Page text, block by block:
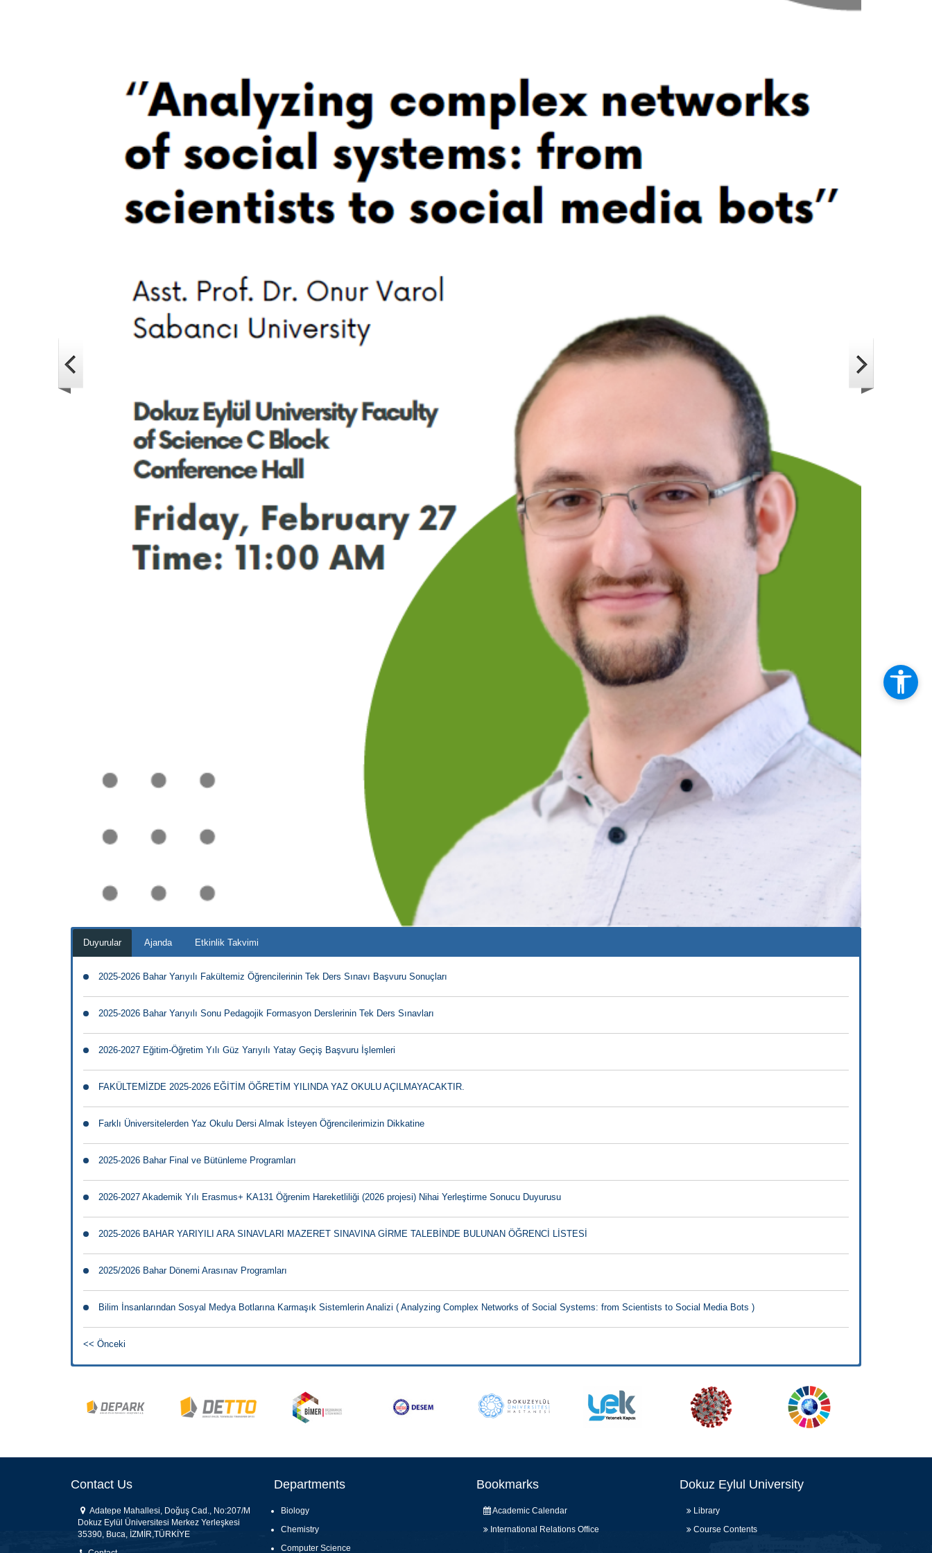
Duyurular Ajanda Etkinlik Takvimi
2025-2026 Bahar Yarıyılı Fakültemiz Öğrencilerinin Tek Ders Sınavı Başvuru Sonuçları
2025-2026 Bahar Yarıyılı Sonu Pedagojik Formasyon Derslerinin Tek Ders Sınavları
2026-2027 Eğitim-Öğretim Yılı Güz Yarıyılı Yatay Geçiş Başvuru İşlemleri
FAKÜLTEMİZDE 2025-2026 EĞİTİM ÖĞRETİM YILINDA YAZ OKULU AÇILMAYACAKTIR.
Farklı Üniversitelerden Yaz Okulu Dersi Almak İsteyen Öğrencilerimizin Dikkatine
2025-2026 Bahar Final ve Bütünleme Programları
2026-2027 Akademik Yılı Erasmus+ KA131 Öğrenim Hareketliliği (2026 projesi) Nihai Yerleştirme Sonucu Duyurusu
2025-2026 BAHAR YARIYILI ARA SINAVLARI MAZERET SINAVINA GİRME TALEBİNDE BULUNAN ÖĞRENCİ LİSTESİ
2025/2026 Bahar Dönemi Arasınav Programları
Bilim İnsanlarından Sosyal Medya Botlarına Karmaşık Sistemlerin Analizi ( Analyzing Complex Networks of Social Systems: from Scientists to Social Media Bots )
<< Önceki
Contact Us
Adatepe Mahallesi, Doğuş Cad., No:207/M
Dokuz Eylül Üniversitesi Merkez Yerleşkesi
35390, Buca, İZMİR,TÜRKİYE
Departments
Biology
Chemistry
Computer Science
Bookmarks
Academic Calendar
International Relations Office
Dokuz Eylul University
Library
Course Contents